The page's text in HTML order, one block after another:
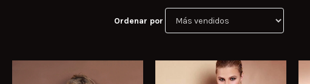
Ordenar por